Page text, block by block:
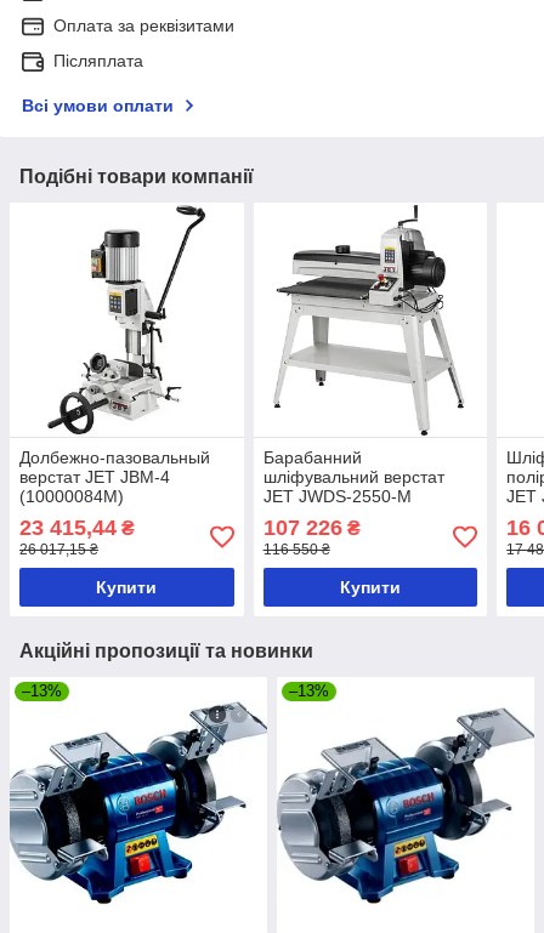
Оплата за реквізитами
Післяплата
Всі умови оплати
Подібні товари компанії
Долбежно-пазовальный
верстат JET JBM-4
(10000084M)
23 415,44 ₴
26 017,15 ₴
Купити
Барабанний
шліфувальний верстат
JET JWDS-2550-M
107 226₴
116 550 ₴
Купити
JET
16
17
Акційні пропозиції та новинки
–13% –13%